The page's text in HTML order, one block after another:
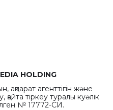
HOLDING
агенттігін және
тіркеу туралы куәлік
№ 17772-СИ.